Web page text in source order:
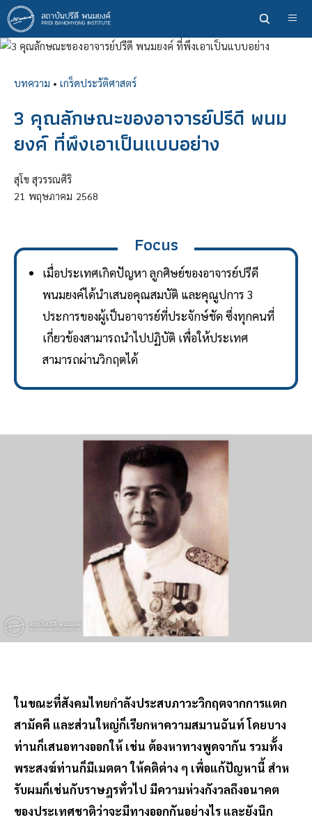
ข้าม
ไป
ยัง
บทความ • เกร็ดประวัติศาสตร์
3 คุณลักษณะของอาจารย์ปรีดี พนม
ยงค์ ที่พึงเอาเป็นแบบอย่าง
สุโข สุวรรณศิริ
21 พฤษภาคม 2568
Focus
เมื่อประเทศเกิดปัญหา ลูกศิษย์ของอาจารย์ปรีดี
พนมยงค์ได้นำเสนอคุณสมบัติ และคุณูปการ 3
ประการของผู้เป็นอาจารย์ที่ประจักษ์ชัด ซึ่งทุกคนที่
เกี่ยวข้องสามารถนำไปปฏิบัติ เพื่อให้ประเทศ
สามารถผ่านวิกฤตได้
ในขณะที่สังคมไทยกําลังประสบภาวะวิกฤตจากการแตก
สามัคคี และส่วนใหญ่ก็เรียกหาความสมานฉันท์ โดยบาง
ท่านก็เสนอทางออกให้ เช่น ต้องหาทางพูดจากัน รวมทั้ง
พระสงฆ์ท่านก็มีเมตตา ให้คติต่าง ๆ เพื่อแก้ปัญหานี้ สําห
รับผมก็เช่นกับราษฎรทั่วไป มีความห่วงกังวลถึงอนาคต
ของประเทศชาติว่าจะมีทางออกกันอย่างไร และยังนึก